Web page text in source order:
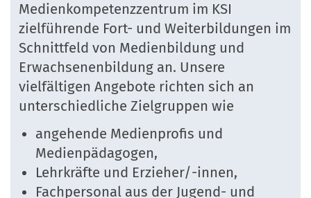
Medienkompetenzzentrum im KSI
zielführende Fort- und Weiterbildungen im
Schnittfeld von Medienbildung und
Erwachsenenbildung an. Unsere
vielfältigen Angebote richten sich an
unterschiedliche Zielgruppen wie
angehende Medienprofis und
Medienpädagogen,
Lehrkräfte und Erzieher/-innen,
Fachpersonal aus der Jugend- und